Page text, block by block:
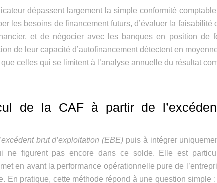
dépassent largement la simple conformité
les besoins de financement futurs, d’évaluer la faisabilité
et de négocier avec les banques en position de
de leur capacité d’autofinancement détectent en
celles qui se limitent à l’analyse annuelle du résultat
de la CAF à partir de
excédent brut d’exploitation (EBE) puis à intégrer
ne figurent pas encore dans ce solde. Elle est
en avant la performance opérationnelle pure de
En pratique, cette méthode répond à une question simple